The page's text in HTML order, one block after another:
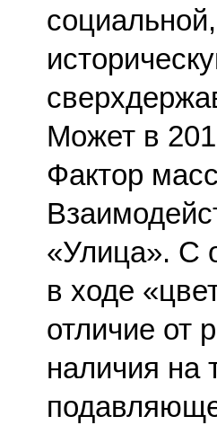
Может в
Фактор
«Улица». С
в ходе
отличие от
наличия на